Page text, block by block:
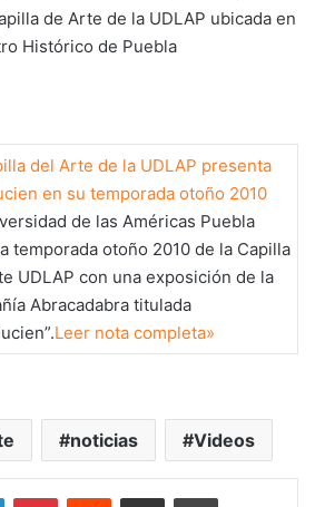
de Arte de la UDLAP ubicada en
Histórico de Puebla
del Arte de la UDLAP presenta
en su temporada otoño 2010
de las Américas Puebla
temporada otoño 2010 de la Capilla
UDLAP con una exposición de la
Abracadabra titulada
Leer nota completa»
noticias Videos
LinkedInPinterestReddit Share via Email Print